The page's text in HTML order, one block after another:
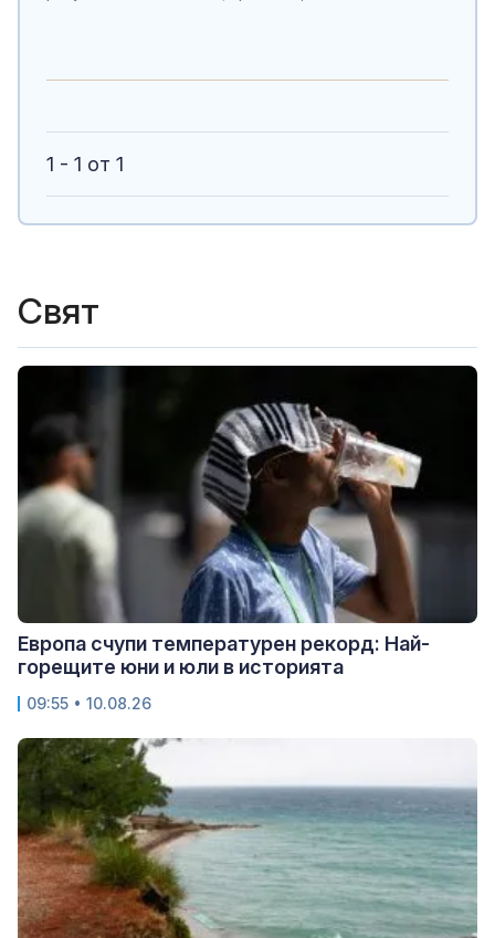
1 - 1 от 1
Свят
Европа счупи температурен рекорд: Най-
горещите юни и юли в историята
09:55 • 10.08.26